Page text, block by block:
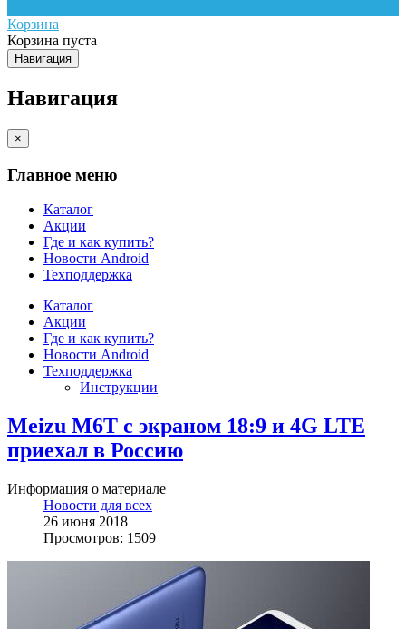
Корзина
Корзина пуста
Навигация
Навигация
×
Главное меню
Каталог
Акции
Где и как купить?
Новости Android
Техподдержка
Каталог
Акции
Где и как купить?
Новости Android
Техподдержка
Инструкции
Meizu M6T с экраном 18:9 и 4G LTE
приехал в Россию
Информация о материале
Новости для всех
26 июня 2018
Просмотров: 1509